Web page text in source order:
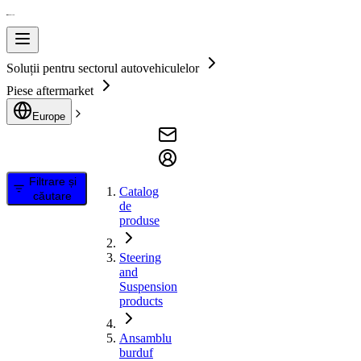
Soluții pentru sectorul autovehiculelor
Piese aftermarket
Europe
Filtrare și
căutare
Catalog
de
produse
Steering
and
Suspension
products
Ansamblu
burduf